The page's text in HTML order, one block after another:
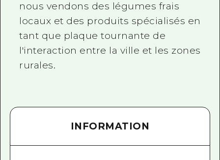
nous vendons des légumes frais
locaux et des produits spécialisés en
tant que plaque tournante de
l'interaction entre la ville et les zones
rurales.
INFORMATION